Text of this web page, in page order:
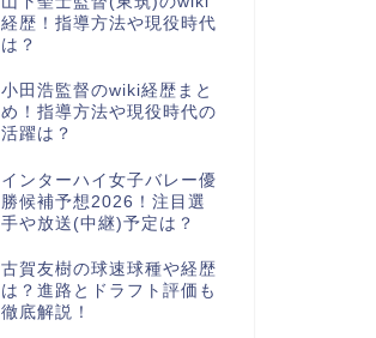
経歴！指導方法や現役時代
は？
小田浩監督のwiki経歴まと
め！指導方法や現役時代の
活躍は？
インターハイ女子バレー優
勝候補予想2026！注目選
手や放送(中継)予定は？
古賀友樹の球速球種や経歴
は？進路とドラフト評価も
徹底解説！